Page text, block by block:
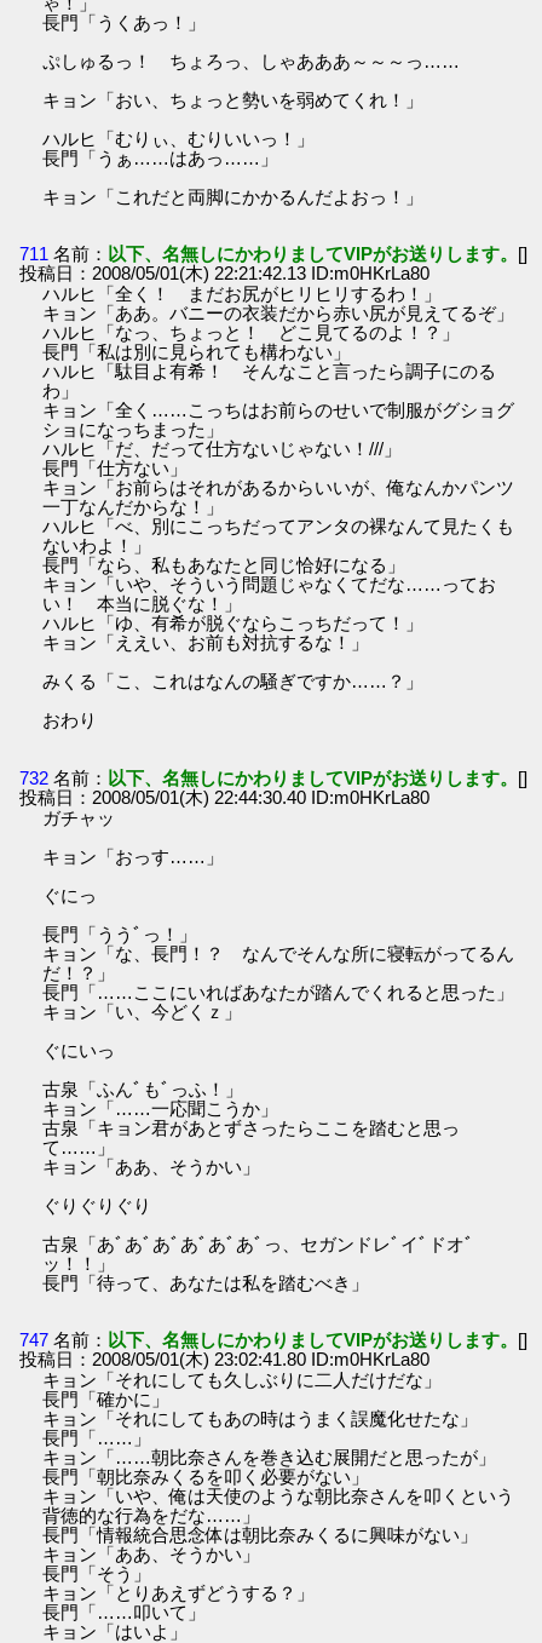
長門「うくあっ！」
ぷしゅるっ！ ちょろっ、しゃあああ～～～っ……
キョン「おい、ちょっと勢いを弱めてくれ！」
ハルヒ「むりぃ、むりいいっ！」
長門「うぁ……はあっ……」
キョン「これだと両脚にかかるんだよおっ！」
711 名前： 以下、名無しにかわりましてVIPがお送りします。 []
投稿日：2008/05/01(木) 22:21:42.13 ID:m0HKrLa80
ハルヒ「全く！ まだお尻がヒリヒリするわ！」
キョン「ああ。バニーの衣装だから赤い尻が見えてるぞ」
ハルヒ「なっ、ちょっと！ どこ見てるのよ！？」
長門「私は別に見られても構わない」
ハルヒ「駄目よ有希！ そんなこと言ったら調子にのる
わ」
キョン「全く……こっちはお前らのせいで制服がグショグ
ショになっちまった」
ハルヒ「だ、だって仕方ないじゃない！///」
長門「仕方ない」
キョン「お前らはそれがあるからいいが、俺なんかパンツ
一丁なんだからな！」
ハルヒ「べ、別にこっちだってアンタの裸なんて見たくも
ないわよ！」
長門「なら、私もあなたと同じ恰好になる」
キョン「いや、そういう問題じゃなくてだな……ってお
い！ 本当に脱ぐな！」
ハルヒ「ゆ、有希が脱ぐならこっちだって！」
キョン「ええい、お前も対抗するな！」
みくる「こ、これはなんの騒ぎですか……？」
おわり
732 名前： 以下、名無しにかわりましてVIPがお送りします。 []
投稿日：2008/05/01(木) 22:44:30.40 ID:m0HKrLa80
ガチャッ
キョン「おっす……」
ぐにっ
長門「ううﾞっ！」
キョン「な、長門！？ なんでそんな所に寝転がってるん
だ！？」
長門「……ここにいればあなたが踏んでくれると思った」
キョン「い、今どくｚ」
ぐにいっ
古泉「ふんﾞもﾞっふ！」
キョン「……一応聞こうか」
古泉「キョン君があとずさったらここを踏むと思っ
て……」
キョン「ああ、そうかい」
ぐりぐりぐり
古泉「あﾞあﾞあﾞあﾞあﾞあﾞっ、セガンドレﾞイﾞドオﾞ
ッ！！」
長門「待って、あなたは私を踏むべき」
747 名前： 以下、名無しにかわりましてVIPがお送りします。 []
投稿日：2008/05/01(木) 23:02:41.80 ID:m0HKrLa80
キョン「それにしても久しぶりに二人だけだな」
長門「確かに」
キョン「それにしてもあの時はうまく誤魔化せたな」
長門「……」
キョン「……朝比奈さんを巻き込む展開だと思ったが」
長門「朝比奈みくるを叩く必要がない」
キョン「いや、俺は天使のような朝比奈さんを叩くという
背徳的な行為をだな……」
長門「情報統合思念体は朝比奈みくるに興味がない」
キョン「ああ、そうかい」
長門「そう」
キョン「とりあえずどうする？」
長門「……叩いて」
キョン「はいよ」